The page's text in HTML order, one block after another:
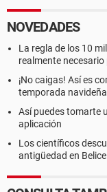
NOVEDADES
La regla de los 10
realmente necesario
¡No caigas! Así es
temporada navideña
Así puedes tomarte
aplicación
Los científicos
antigüedad en Belice